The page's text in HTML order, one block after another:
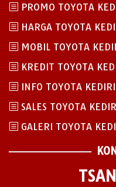
PROMO TOYOTA
HARGA TOYOTA
MOBIL TOYOTA
KREDIT TOYOTA
INFO TOYOTA KEDIRI
SALES TOYOTA
GALERI TOYOTA